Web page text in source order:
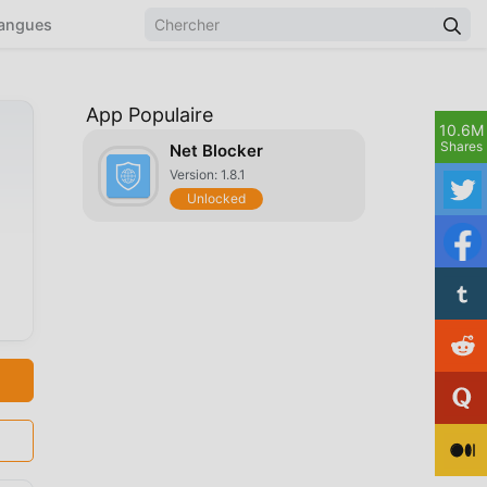
App Populaire
Net Blocker
Version: 1.8.1
Unlocked
10.6M
Shares